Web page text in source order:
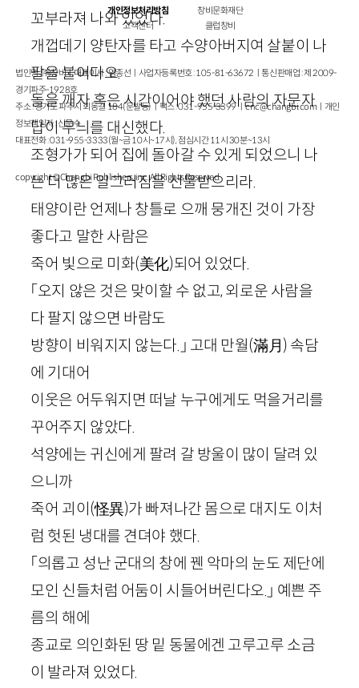
꼬부라져 나와 있었다.
개껍데기 양탄자를 타고 수양아버지여 살붙이 나
팔을 불어다오.
돌을 깨자 혹은 시간이어야 했던 사람의 자문자
답이 무늬를 대신했다.
조형가가 되어 집에 돌아갈 수 있게 되었으니 나
는 더 많은 일그러짐을 선물받으리라.
태양이란 언제나 창틀로 으깨 뭉개진 것이 가장
좋다고 말한 사람은
죽어 빛으로 미화(美化)되어 있었다.
「오지 않은 것은 맞이할 수 없고, 외로운 사람을
다 팔지 않으면 바람도
방향이 비워지지 않는다.」 고대 만월(滿月) 속담
에 기대어
이웃은 어두워지면 떠날 누구에게도 먹을거리를
꾸어주지 않았다.
석양에는 귀신에게 팔려 갈 방울이 많이 달려 있
으니까
죽어 괴이(怪異)가 빠져나간 몸으로 대지도 이처
럼 헛된 냉대를 견뎌야 했다.
「의롭고 성난 군대의 창에 꿴 악마의 눈도 제단에
모인 신들처럼 어둠이 시들어버린다오.」 예쁜 주
름의 해에
종교로 의인화된 땅 밑 동물에겐 고루고루 소금
이 발라져 있었다.
개인정보처리방침
고객센터
창비문화재단
클럽창비
법인명 : ㈜창비ㅣ대표이사 : 염종선ㅣ사업자등록번호 : 105-81-63672ㅣ통신판매업 : 제 2009-
경기파주-1928호
주소 : 경기도 파주시 회동길 184(문발동)ㅣ팩스 : 031-955-3399 ㅣcnc@changbi.com ㅣ개인
정보책임자 : 신문수
대표전화 : 031-955-3333(월~금 10시~17시), 점심시간 11시 30분~13시
copyright © Changbi Publishers, inc. All Rights Reserved.